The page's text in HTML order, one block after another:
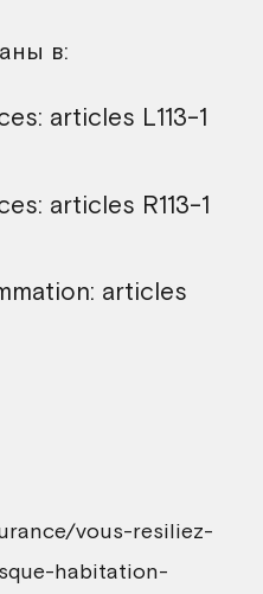
в:
articles L113-1
articles R113-1
articles
vous-resiliez-
habitation-